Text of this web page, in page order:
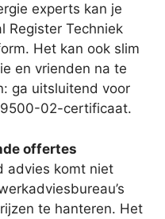
experts kan je
Register Techniek
Het kan ook slim
en vrienden na te
ga uitsluitend voor
02-certificaat.
offertes
advies komt niet
te hanteren. Het